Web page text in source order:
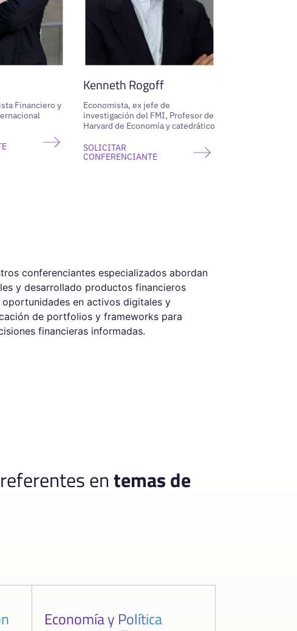
Financiero y
Kenneth Rogoff
Economista, ex jefe de
investigación del FMI, Profesor de
Harvard de Economía y catedrático
SOLICITAR
CONFERENCIANTE
conferenciantes especializados abordan
y desarrollado productos financieros
en activos digitales y
de portfolios y frameworks para
financieras informadas.
entemas de
Economía y Política